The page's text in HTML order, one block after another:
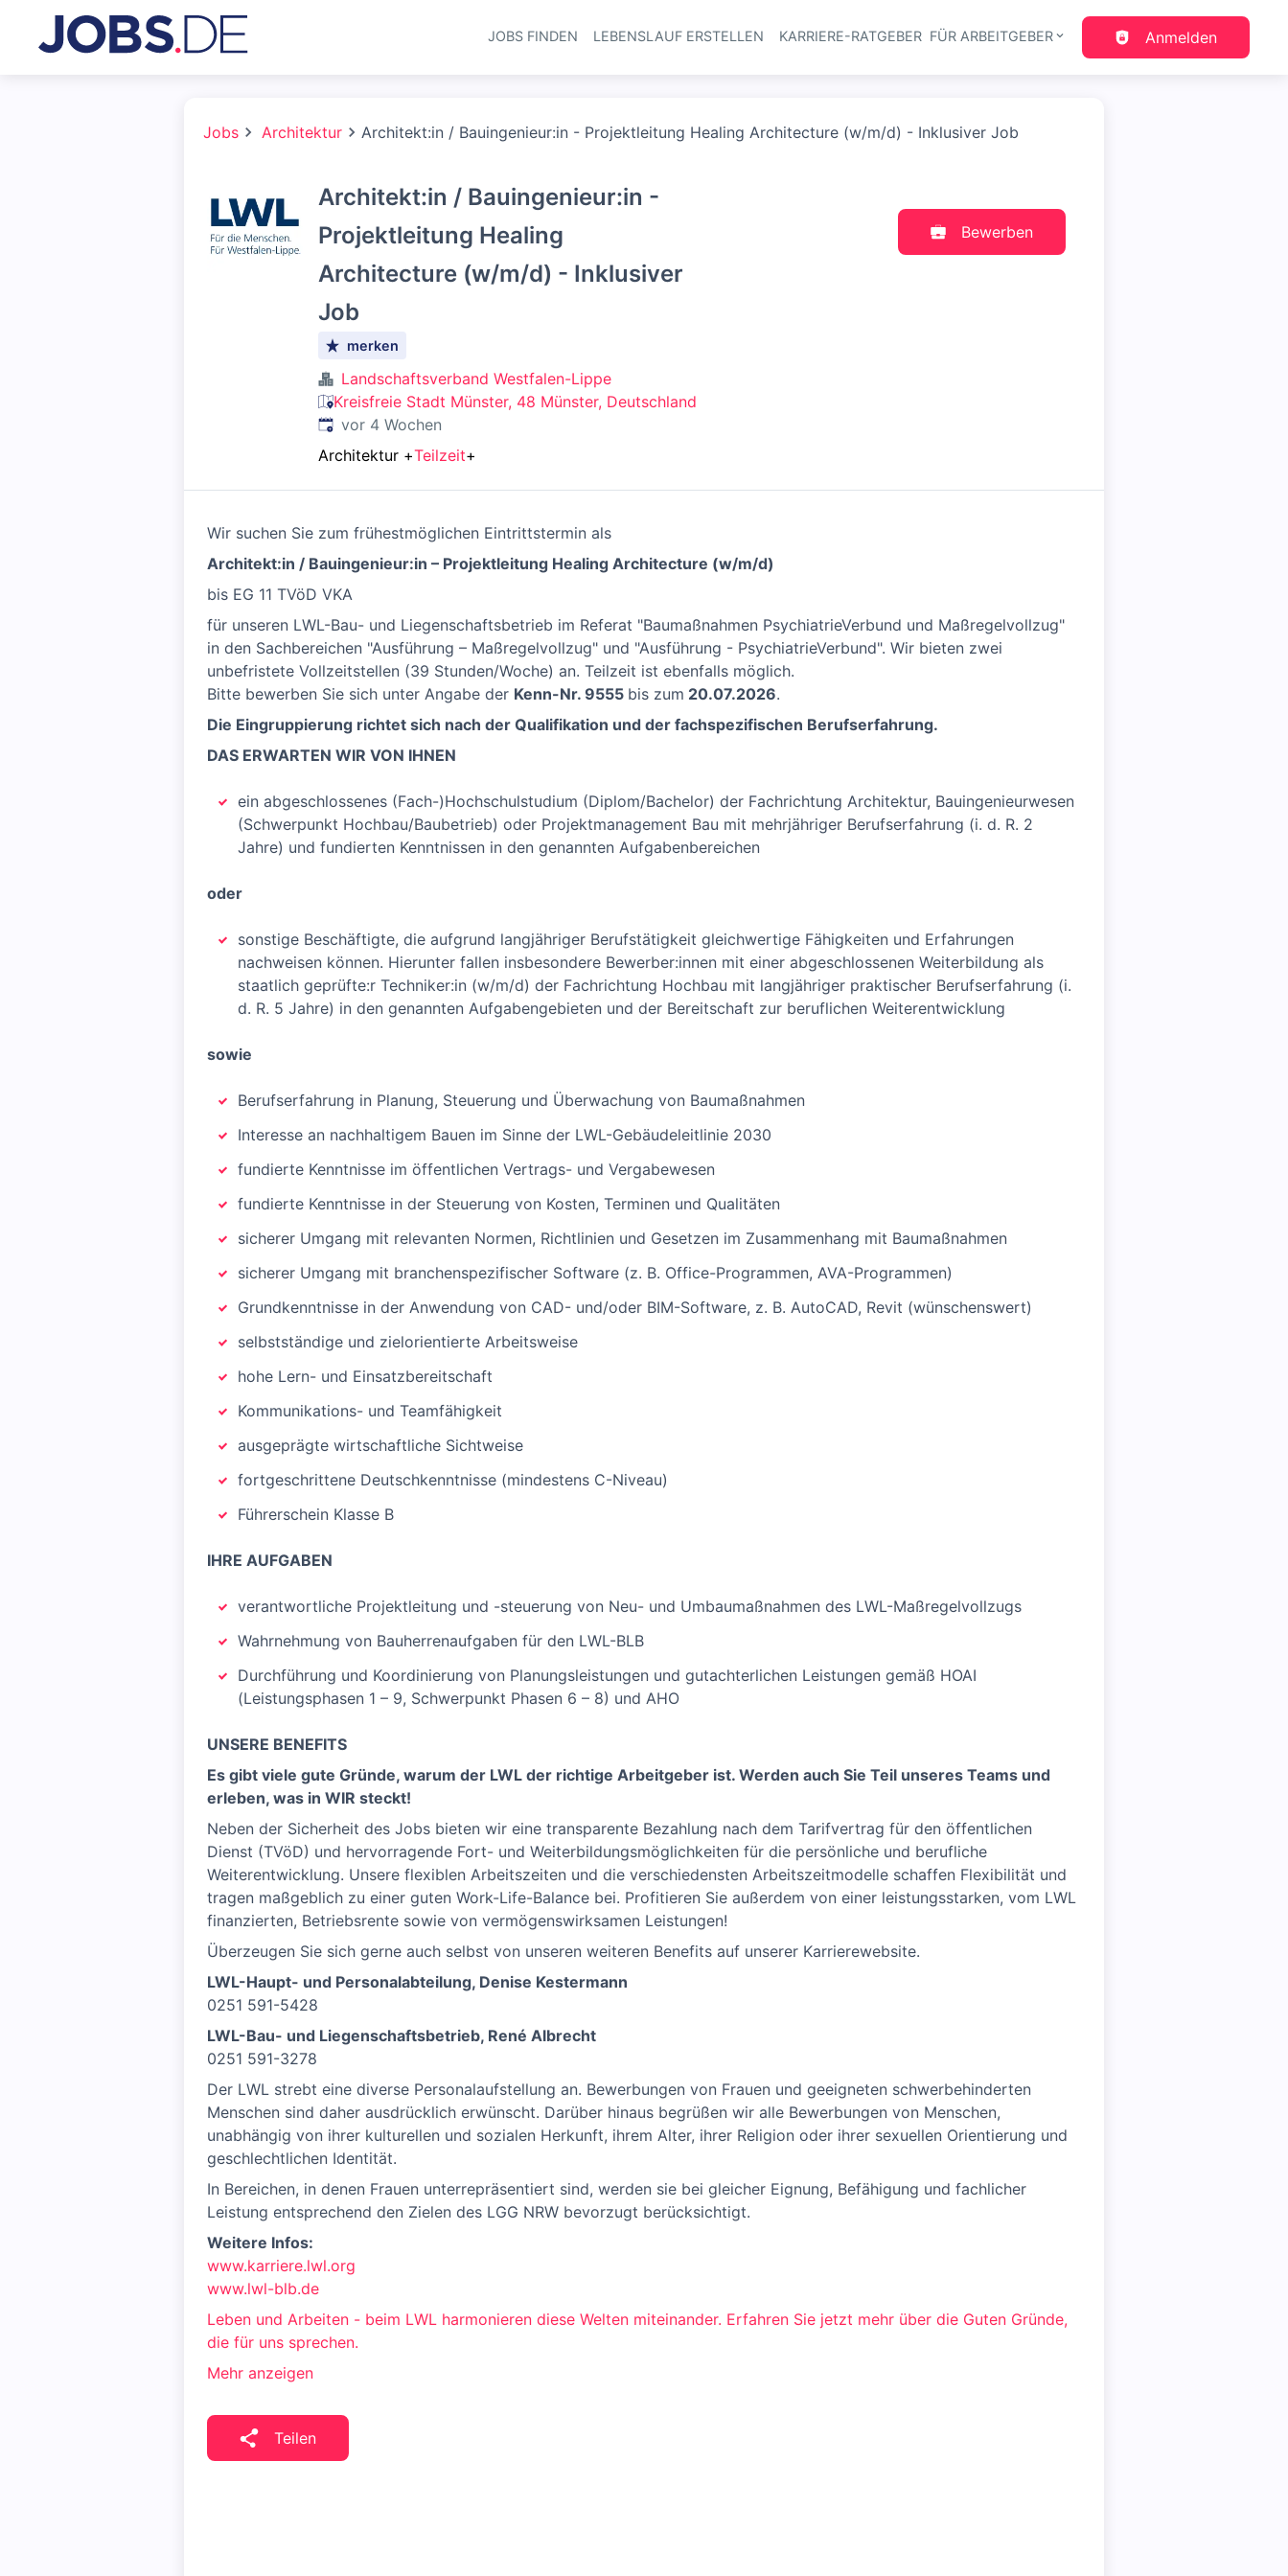
Haupt-Navigation
JOBS FINDEN LEBENSLAUF ERSTELLEN KARRIERE-RATGEBER FÜR ARBEITGEBER Anmelden
Jobs Architektur Architekt:in / Bauingenieur:in - Projektleitung Healing Architecture (w/m/d) - Inklusiver Job
Architekt:in / Bauingenieur:in -
Projektleitung Healing
Architecture (w/m/d) - Inklusiver
Job
merken
Landschaftsverband Westfalen-Lippe
Kreisfreie Stadt Münster, 48 Münster, Deutschland
Veröffentlicht:
vor 4 Wochen
Architektur +Teilzeit+
Bewerben
Wir suchen Sie zum frühestmöglichen Eintrittstermin als
Architekt:in / Bauingenieur:in – Projektleitung Healing Architecture (w/m/d)
bis EG 11 TVöD VKA
für unseren LWL-Bau- und Liegenschaftsbetrieb im Referat "Baumaßnahmen PsychiatrieVerbund und Maßregelvollzug"
in den Sachbereichen "Ausführung – Maßregelvollzug" und "Ausführung - PsychiatrieVerbund". Wir bieten zwei
unbefristete Vollzeitstellen (39 Stunden/Woche) an. Teilzeit ist ebenfalls möglich.
Bitte bewerben Sie sich unter Angabe der Kenn-Nr. 9555 bis zum 20.07.2026.
Die Eingruppierung richtet sich nach der Qualifikation und der fachspezifischen Berufserfahrung.
DAS ERWARTEN WIR VON IHNEN
ein abgeschlossenes (Fach-)Hochschulstudium (Diplom/Bachelor) der Fachrichtung Architektur, Bauingenieurwesen
(Schwerpunkt Hochbau/Baubetrieb) oder Projektmanagement Bau mit mehrjähriger Berufserfahrung (i. d. R. 2
Jahre) und fundierten Kenntnissen in den genannten Aufgabenbereichen
oder
sonstige Beschäftigte, die aufgrund langjähriger Berufstätigkeit gleichwertige Fähigkeiten und Erfahrungen
nachweisen können. Hierunter fallen insbesondere Bewerber:innen mit einer abgeschlossenen Weiterbildung als
staatlich geprüfte:r Techniker:in (w/m/d) der Fachrichtung Hochbau mit langjähriger praktischer Berufserfahrung (i.
d. R. 5 Jahre) in den genannten Aufgabengebieten und der Bereitschaft zur beruflichen Weiterentwicklung
sowie
Berufserfahrung in Planung, Steuerung und Überwachung von Baumaßnahmen
Interesse an nachhaltigem Bauen im Sinne der LWL-Gebäudeleitlinie 2030
fundierte Kenntnisse im öffentlichen Vertrags- und Vergabewesen
fundierte Kenntnisse in der Steuerung von Kosten, Terminen und Qualitäten
sicherer Umgang mit relevanten Normen, Richtlinien und Gesetzen im Zusammenhang mit Baumaßnahmen
sicherer Umgang mit branchenspezifischer Software (z. B. Office-Programmen, AVA-Programmen)
Grundkenntnisse in der Anwendung von CAD- und/oder BIM-Software, z. B. AutoCAD, Revit (wünschenswert)
selbstständige und zielorientierte Arbeitsweise
hohe Lern- und Einsatzbereitschaft
Kommunikations- und Teamfähigkeit
ausgeprägte wirtschaftliche Sichtweise
fortgeschrittene Deutschkenntnisse (mindestens C-Niveau)
Führerschein Klasse B
IHRE AUFGABEN
verantwortliche Projektleitung und -steuerung von Neu- und Umbaumaßnahmen des LWL-Maßregelvollzugs
Wahrnehmung von Bauherrenaufgaben für den LWL-BLB
Durchführung und Koordinierung von Planungsleistungen und gutachterlichen Leistungen gemäß HOAI
(Leistungsphasen 1 – 9, Schwerpunkt Phasen 6 – 8) und AHO
UNSERE BENEFITS
Es gibt viele gute Gründe, warum der LWL der richtige Arbeitgeber ist. Werden auch Sie Teil unseres Teams und
erleben, was in WIR steckt!
Neben der Sicherheit des Jobs bieten wir eine transparente Bezahlung nach dem Tarifvertrag für den öffentlichen
Dienst (TVöD) und hervorragende Fort- und Weiterbildungsmöglichkeiten für die persönliche und berufliche
Weiterentwicklung. Unsere flexiblen Arbeitszeiten und die verschiedensten Arbeitszeitmodelle schaffen Flexibilität und
tragen maßgeblich zu einer guten Work-Life-Balance bei. Profitieren Sie außerdem von einer leistungsstarken, vom LWL
finanzierten, Betriebsrente sowie von vermögenswirksamen Leistungen!
Überzeugen Sie sich gerne auch selbst von unseren weiteren Benefits auf unserer Karrierewebsite.
LWL-Haupt- und Personalabteilung, Denise Kestermann
0251 591-5428
LWL-Bau- und Liegenschaftsbetrieb, René Albrecht
0251 591-3278
Der LWL strebt eine diverse Personalaufstellung an. Bewerbungen von Frauen und geeigneten schwerbehinderten
Menschen sind daher ausdrücklich erwünscht. Darüber hinaus begrüßen wir alle Bewerbungen von Menschen,
unabhängig von ihrer kulturellen und sozialen Herkunft, ihrem Alter, ihrer Religion oder ihrer sexuellen Orientierung und
geschlechtlichen Identität.
In Bereichen, in denen Frauen unterrepräsentiert sind, werden sie bei gleicher Eignung, Befähigung und fachlicher
Leistung entsprechend den Zielen des LGG NRW bevorzugt berücksichtigt.
Weitere Infos:
www.karriere.lwl.org
www.lwl-blb.de
Leben und Arbeiten - beim LWL harmonieren diese Welten miteinander. Erfahren Sie jetzt mehr über die Guten Gründe,
die für uns sprechen.
Mehr anzeigen
Teilen